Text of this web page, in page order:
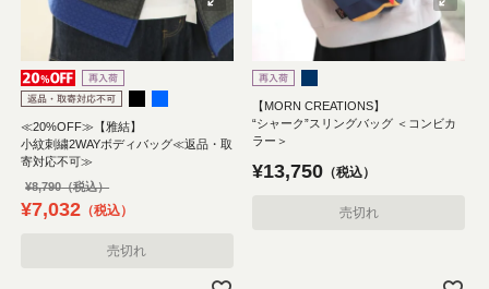
≪20%OFF≫【雅結】
小紋刺繍2WAYボディバッグ≪返品・取
寄対応不可≫
¥8,790
¥7,032 税込
売切れ
【MORN CREATIONS】
“シャーク”スリングバッグ ＜コンビカ
ラー＞
¥13,750 税込
売切れ